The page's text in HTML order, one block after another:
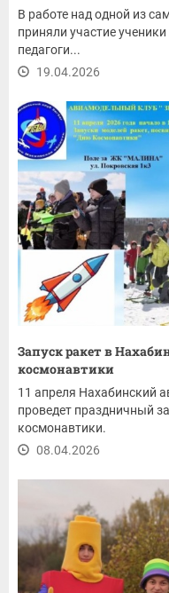
В работе над одной из
приняли участие
педагоги...
19.04.2026
Запуск ракет в
космонавтики
11 апреля Нахабинский
проведет праздничный
космонавтики.
08.04.2026